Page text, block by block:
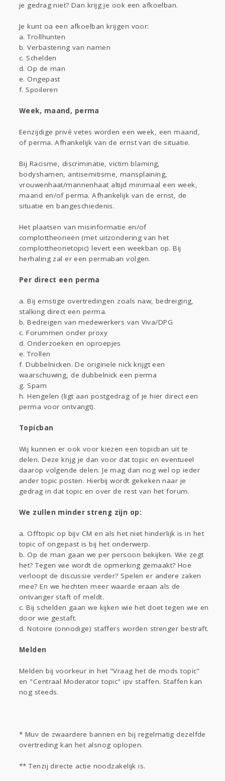
je gedrag niet? Dan krijg je ook een afkoelban.
Je kunt oa een afkoelban krijgen voor:
a. Trollhunten
b. Verbastering van namen
c. Schelden
d. Op de man
e. Ongepast
f. Spoileren
Week, maand, perma
Eenzijdige privé vetes worden een week, een maand,
of perma. Afhankelijk van de ernst van de situatie.
Bij Racisme, discriminatie, victim blaming,
bodyshamen, antisemitisme, mansplaining,
vrouwenhaat/mannenhaat altijd minimaal een week,
maand en/of perma. Afhankelijk van de ernst, de
situatie en bangeschiedenis.
Het plaatsen van misinformatie en/of
complottheorieën (met uitzondering van het
complottheorietopic) levert een weekban op. Bij
herhaling zal er een permaban volgen.
Per direct een perma
a. Bij ernstige overtredingen zoals naw, bedreiging,
stalking direct een perma.
b. Bedreigen van medewerkers van Viva/DPG
c. Forummen onder proxy
d. Onderzoeken en oproepjes
e. Trollen
f. Dubbelnicken. De originele nick krijgt een
waarschuwing, de dubbelnick een perma
g. Spam
h. Hengelen (ligt aan postgedrag of je hier direct een
perma voor ontvangt).
Topicban
Wij kunnen er ook voor kiezen een topicban uit te
delen. Deze krijg je dan voor dat topic en eventueel
daarop volgende delen. Je mag dan nog wel op ieder
ander topic posten. Hierbij wordt gekeken naar je
gedrag in dat topic en over de rest van het forum.
We zullen minder streng zijn op:
a. Offtopic op bijv CM en als het niet hinderlijk is in het
topic of ongepast is bij het onderwerp.
b. Op de man gaan we per persoon bekijken. Wie zegt
het? Tegen wie wordt de opmerking gemaakt? Hoe
verloopt de discussie verder? Spelen er andere zaken
mee? En we hechten meer waarde eraan als de
ontvanger staft of meldt.
c. Bij schelden gaan we kijken wie het doet tegen wie en
door wie gestaft.
d. Notoire (onnodige) staffers worden strenger bestraft.
Melden
Melden bij voorkeur in het "Vraag het de mods topic"
en "Centraal Moderator topic" ipv staffen. Staffen kan
nog steeds.
* Muv de zwaardere bannen en bij regelmatig dezelfde
overtreding kan het alsnog oplopen.
** Tenzij directe actie noodzakelijk is.